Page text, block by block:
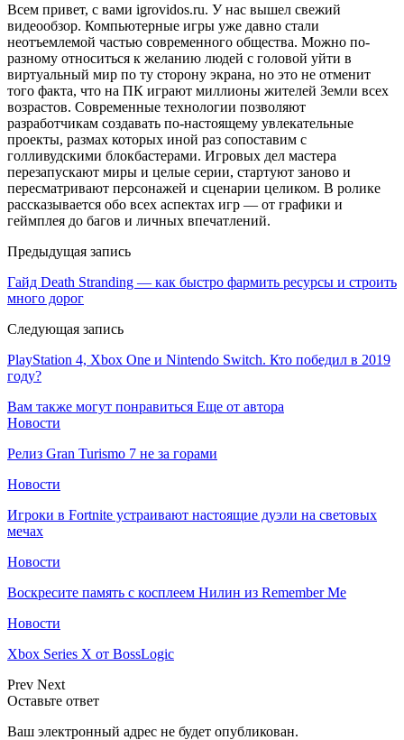
Всем привет, с вами igrovidos.ru. У нас вышел свежий
видеообзор. Компьютерные игры уже давно стали
неотъемлемой частью современного общества. Можно по-
разному относиться к желанию людей с головой уйти в
виртуальный мир по ту сторону экрана, но это не отменит
того факта, что на ПК играют миллионы жителей Земли всех
возрастов. Современные технологии позволяют
разработчикам создавать по-настоящему увлекательные
проекты, размах которых иной раз сопоставим с
голливудскими блокбастерами. Игровых дел мастера
перезапускают миры и целые серии, стартуют заново и
пересматривают персонажей и сценарии целиком. В ролике
рассказывается обо всех аспектах игр — от графики и
геймплея до багов и личных впечатлений.
Предыдущая запись
Гайд Death Stranding — как быстро фармить ресурсы и строить
много дорог
Следующая запись
PlayStation 4, Xbox One и Nintendo Switch. Кто победил в 2019
году?
Вам также могут понравиться Еще от автора
Новости
Релиз Gran Turismo 7 не за горами
Новости
Игроки в Fortnite устраивают настоящие дуэли на световых
мечах
Новости
Воскресите память с косплеем Нилин из Remember Me
Новости
Xbox Series X от BossLogic
Prev Next
Оставьте ответ
Ваш электронный адрес не будет опубликован.